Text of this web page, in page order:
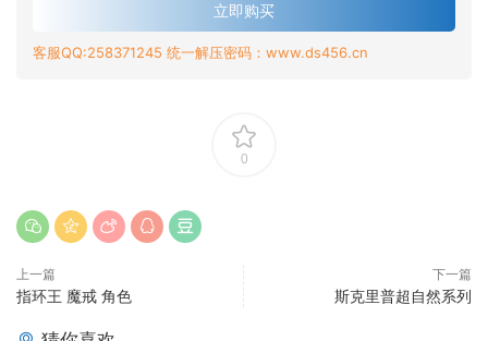
立即购买
客服QQ:258371245 统一解压密码：www.ds456.cn
0
上一篇
指环王 魔戒 角色
下一篇
斯克里普超自然系列